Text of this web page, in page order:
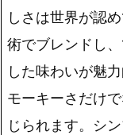
しさは世界が認
術でブレンドし
した味わいが魅
モーキーさだけ
じられます。シ